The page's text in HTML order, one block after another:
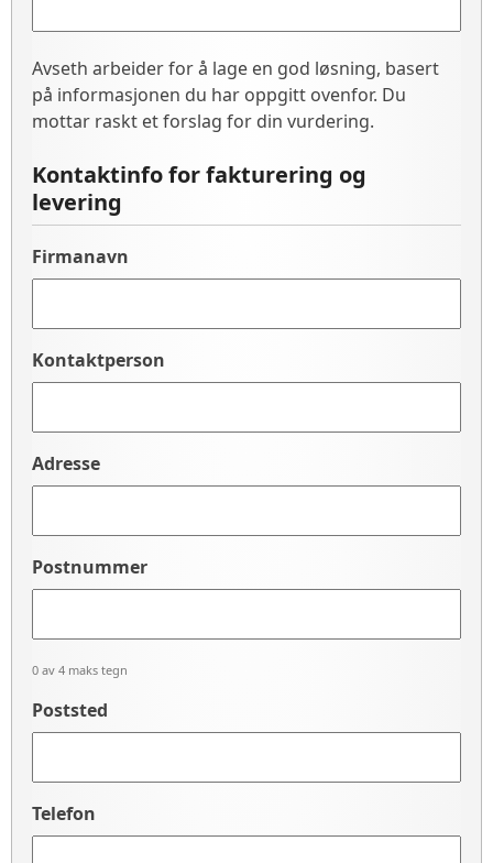
Avseth arbeider for å lage en god løsning, basert
på informasjonen du har oppgitt ovenfor. Du
mottar raskt et forslag for din vurdering.
Kontaktinfo for fakturering og
levering
Firmanavn
Kontaktperson
Adresse
Postnummer
0 av 4 maks tegn
Poststed
Telefon